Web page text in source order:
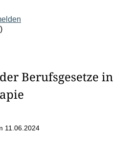
)
Berufsgesetze in
11.06.2024